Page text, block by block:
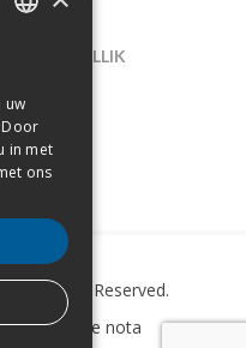
B-1731 ZELLIK
All Rights Reserved.
–Wettelijke nota
uw
in met
ons